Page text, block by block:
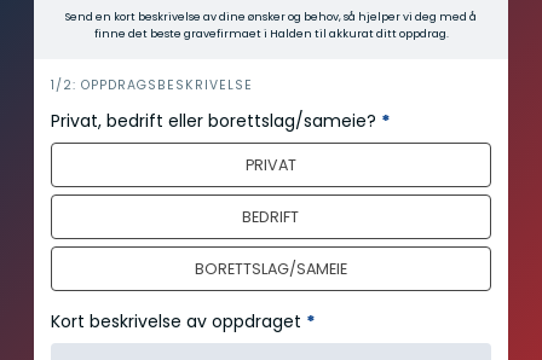
Send en kort beskrivelse av dine ønsker og behov, så hjelper vi deg med å
finne det beste gravefirmaet i Halden til akkurat ditt oppdrag.
i
n
n
o
d
1/2: OPPDRAGSBESKRIVELSE
Privat, bedrift eller borettslag/sameie? *
PRIVAT
BEDRIFT
BORETTSLAG/SAMEIE
Kort beskrivelse av oppdraget *